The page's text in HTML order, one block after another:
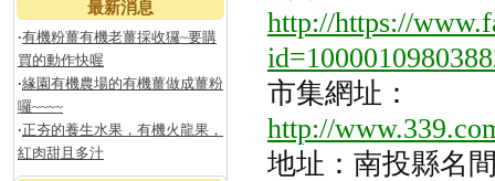
最新消息
‧有機粉薑有機老薑採收玀~要購
買的動作快喔
‧緣園有機農場的有機薑做成薑粉
囉~~~~
‧正夯的養生水果，有機火龍果，
紅肉甜且多汁
http://https://
市集網址：
http://
地址：南投縣名